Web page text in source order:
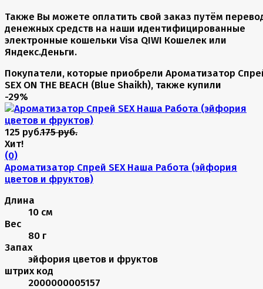
Также Вы можете оплатить свой заказ путём
денежных средств на наши идентифицированные
электронные кошельки Visa QIWI Кошелек или
Яндекс.Деньги.
Покупатели, которые приобрели Ароматизатор
SEX ON THE BEACH (Blue Shaikh), также купили
-29%
125 руб.175 руб.
Хит!
(0)
Ароматизатор Спрей SEX Наша Работа (эйфория
цветов и фруктов)
Длина
10 см
Вес
80 г
Запах
эйфория цветов и фруктов
штрих код
2000000005157